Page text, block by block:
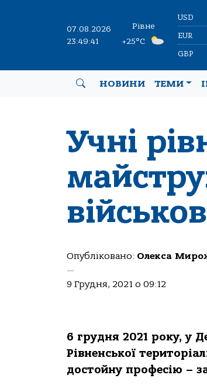
07.08.2026
23:49:41
Рівне
+25°C
USD
EUR
GBP
НОВИНИ ТЕМИ
Учні
Опубліковано: Олекса
—
9 Грудня, 2021 о 09:12
6 грудня 2021 року, у
Рівненської
достойну професію –